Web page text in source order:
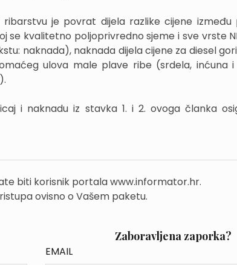
je povrat dijela razlike cijene između
se kvalitetno poljoprivredno sjeme i sve vrste
naknada), naknada dijela cijene za diesel
ulova male plave ribe (srdela, inćuna
i naknadu iz stavka 1. i 2. ovoga članka
biti korisnik portala www.informator.hr.
ovisno o Vašem paketu.
Zaboravljena zaporka?
EMAIL